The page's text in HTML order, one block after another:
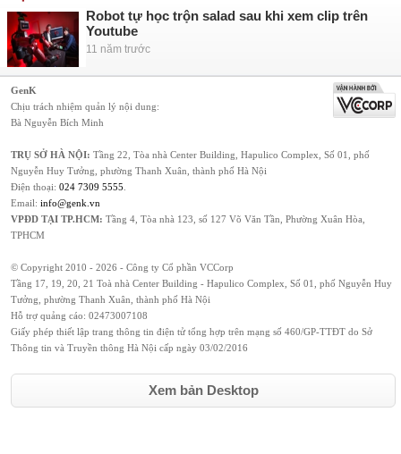
Robot tự học trộn salad sau khi xem clip trên
Youtube
11 năm trước
GenK
Chịu trách nhiệm quản lý nội dung:
Bà Nguyễn Bích Minh
TRỤ SỞ HÀ NỘI: Tầng 22, Tòa nhà Center Building, Hapulico Complex, Số 01, phố
Nguyễn Huy Tưởng, phường Thanh Xuân, thành phố Hà Nội
Điện thoại: 024 7309 5555
Email: info@genk.vn
VPĐD TẠI TP.HCM: Tầng 4, Tòa nhà 123, số 127 Võ Văn Tần, Phường Xuân Hòa,
TPHCM
© Copyright 2010 - 2026 - Công ty Cổ phần VCCorp
Tầng 17, 19, 20, 21 Toà nhà Center Building - Hapulico Complex, Số 01, phố Nguyễn Huy
Tưởng, phường Thanh Xuân, thành phố Hà Nội
Hỗ trợ quảng cáo: 02473007108
Giấy phép thiết lập trang thông tin điện tử tổng hợp trên mạng số 460/GP-TTĐT do Sở
Thông tin và Truyền thông Hà Nội cấp ngày 03/02/2016
Xem bản Desktop